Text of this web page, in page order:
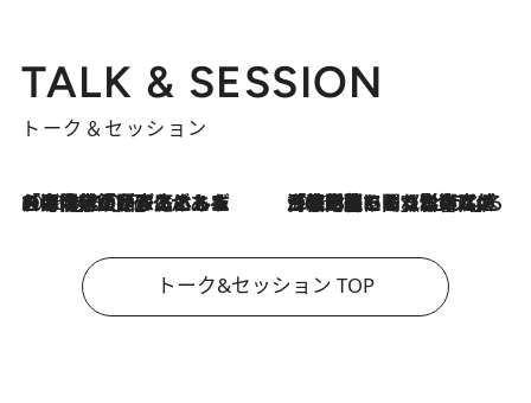
TALK & SESSION
トーク＆セッション
2026.8.3
「今後値上げがあるとすれば…」「リスクがあるのは今年の冬」エネルギー専門家が語る、ホルムズ海峡封鎖が家庭にもたらす“ある心配” 2026.8.3
「住宅建てられない…」「サーチャージ料の高値が続いている」ホルムズ海峡封鎖による影響はいつまで続く？《エネルギー専門家に聞く“どうなる日本の暮らし”》
トーク&セッション TOP